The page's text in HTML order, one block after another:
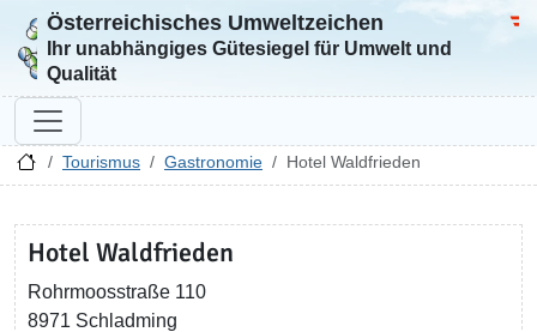
Zur Startseite
Österreichisches Umweltzeichen
Ihr unabhängiges Gütesiegel für Umwelt und
Qualität
Tourismus Gastronomie Hotel Waldfrieden
Hotel Waldfrieden
Rohrmoosstraße 110
8971 Schladming